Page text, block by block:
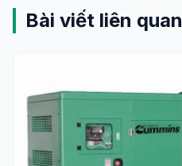
Bài viết liên quan